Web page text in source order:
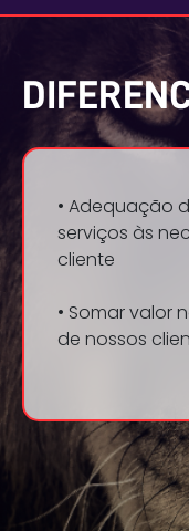
• Adequação
serviços às
cliente
• Somar valor
de nossos